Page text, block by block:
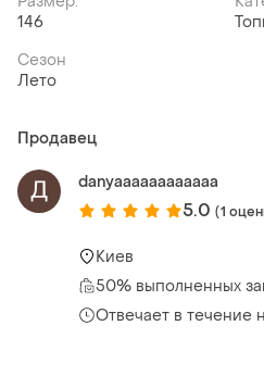
146
Сезон
Лето
Продавец
danyaaaaaaaaaaaa
5.0 (1
Киев
50% выполненных
Отвечает в течение